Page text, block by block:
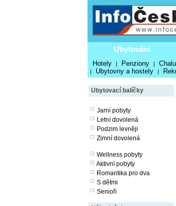
Ubytování
Hotely | Penziony |
| Ubytovny a hostely |
Ubytovací balíčky
Jarní pobyty
Letní dovolená
Podzim levněji
Zimní dovolená
Wellness pobyty
Aktivní pobyty
Romantika pro dva
S dětmi
Senioři